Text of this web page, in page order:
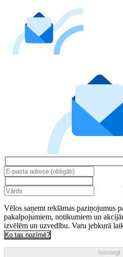
Vēlos saņemt reklāmas paziņojumus
pakalpojumiem, notikumiem un
izvēlēm un uzvedību. Varu jebkurā
Ko tas nozīmē?
Iesniegt